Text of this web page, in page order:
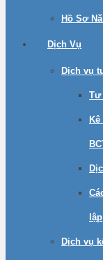
Hồ Sơ
Dịch Vụ
Dịch vụ
Tư
lập
Dịch vụ